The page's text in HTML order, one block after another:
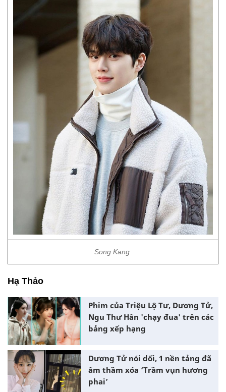
Song Kang
Hạ Thảo
Phim của Triệu Lộ Tư, Dương Tử,
Ngu Thư Hân 'chạy đua' trên các
bảng xếp hạng
Dương Tử nói dối, 1 nền tảng đã
âm thầm xóa ‘Trầm vụn hương
phai’